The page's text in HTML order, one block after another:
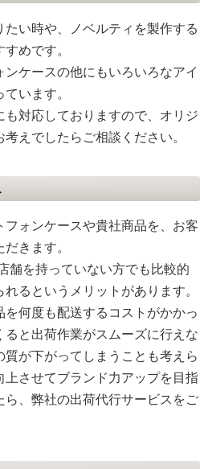
い時や、ノベルティを製作する
めです。
ケースの他にもいろいろなアイ
います。
対応しておりますので、オリジ
えでしたらご相談ください。
ォンケースや貴社商品を、お客
きます。
舗を持っていない方でも比較的
るというメリットがあります。
を何度も配送するコストがかかっ
と出荷作業がスムーズに行えな
質が下がってしまうことも考えら
させてブランド力アップを目指
ら、弊社の出荷代行サービスをご